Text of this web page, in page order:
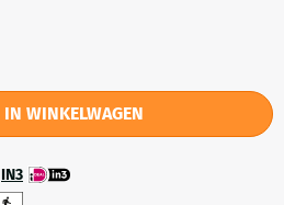
IN WINKELWAGEN
IN3